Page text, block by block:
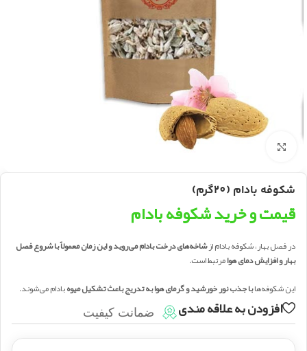
بزرگنمایی تصویر
شکوفه بادام (20گرم)
قیمت و خرید شکوفه بادام
در فصل بهار، شکوفه بادام ازشاخه‌های درخت بادام می‌روید و این زمان معمولاً با شروع فصل
بهار و افزایش دمای هوامرتبط است.
این شکوفه‌هابا جذب نور خورشید و گرمای هوا به تدریج باعث تشکیل میوهبادام می‌شوند.
افزودن به علاقه مندی ضمانت کیفیت